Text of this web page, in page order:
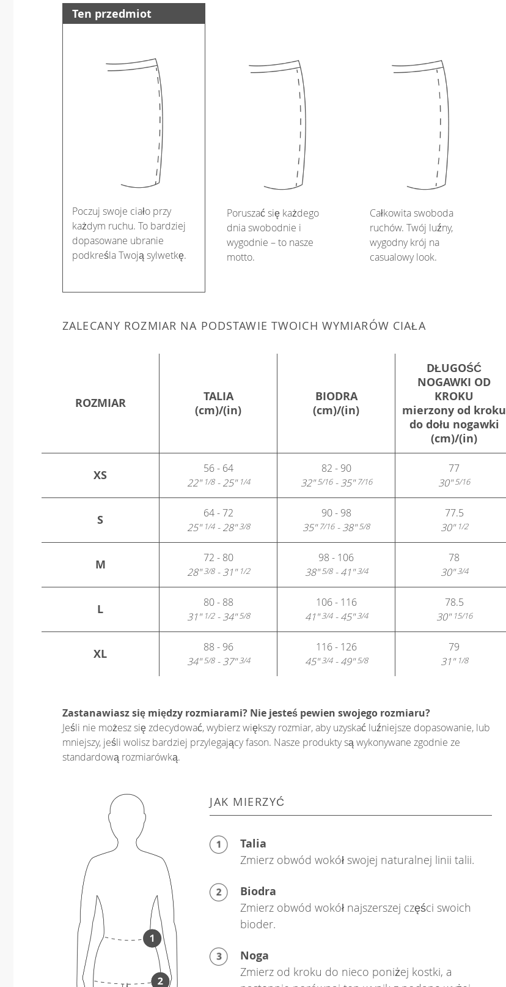
Ten przedmiot
Poczuj swoje ciało przy
każdym ruchu. To bardziej
dopasowane ubranie
podkreśla Twoją sylwetkę.
Poruszać się każdego
dnia swobodnie i
wygodnie – to nasze
motto.
Całkowita swoboda
ruchów. Twój luźny,
wygodny krój na
casualowy look.
ZALECANY ROZMIAR NA PODSTAWIE TWOICH WYMIARÓW CIAŁA
ROZMIAR
TALIA
(cm)/(in)
BIODRA
(cm)/(in)
DŁUGOŚĆ
NOGAWKI OD
KROKU
mierzony od kroku
do dołu nogawki
(cm)/(in)
XS
56 - 64
22"1/8- 25"1/4
82 - 90
32"5/16- 35"7/16
77
30"5/16
S
64 - 72
25"1/4- 28"3/8
90 - 98
35"7/16- 38"5/8
77.5
30"1/2
M
72 - 80
28"3/8- 31"1/2
98 - 106
38"5/8- 41"3/4
78
30"3/4
L
80 - 88
31"1/2- 34"5/8
106 - 116
41"3/4- 45"3/4
78.5
30"15/16
XL
88 - 96
34"5/8- 37"3/4
116 - 126
45"3/4- 49"5/8
79
31"1/8
Zastanawiasz się między rozmiarami? Nie jesteś pewien swojego rozmiaru?
Jeśli nie możesz się zdecydować, wybierz większy rozmiar, aby uzyskać luźniejsze dopasowanie, lub
mniejszy, jeśli wolisz bardziej przylegający fason. Nasze produkty są wykonywane zgodnie ze
standardową rozmiarówką.
JAK MIERZYĆ
Talia
Zmierz obwód wokół swojej naturalnej linii talii.
Biodra
Zmierz obwód wokół najszerszej części swoich
bioder.
Noga
Zmierz od kroku do nieco poniżej kostki, a